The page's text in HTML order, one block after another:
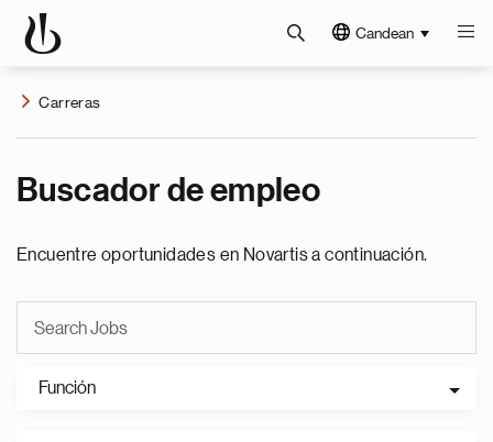
Candean
Carreras
Buscador de empleo
Encuentre oportunidades en Novartis a continuación.
Función